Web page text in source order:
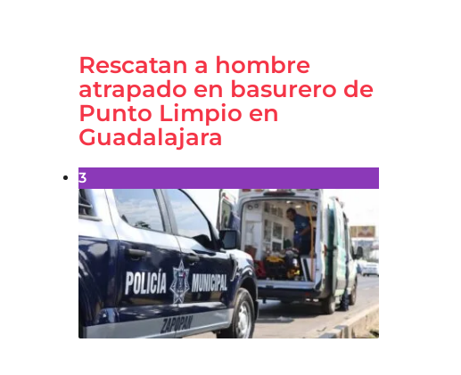
Rescatan a hombre
atrapado en basurero de
Punto Limpio en
Guadalajara
3